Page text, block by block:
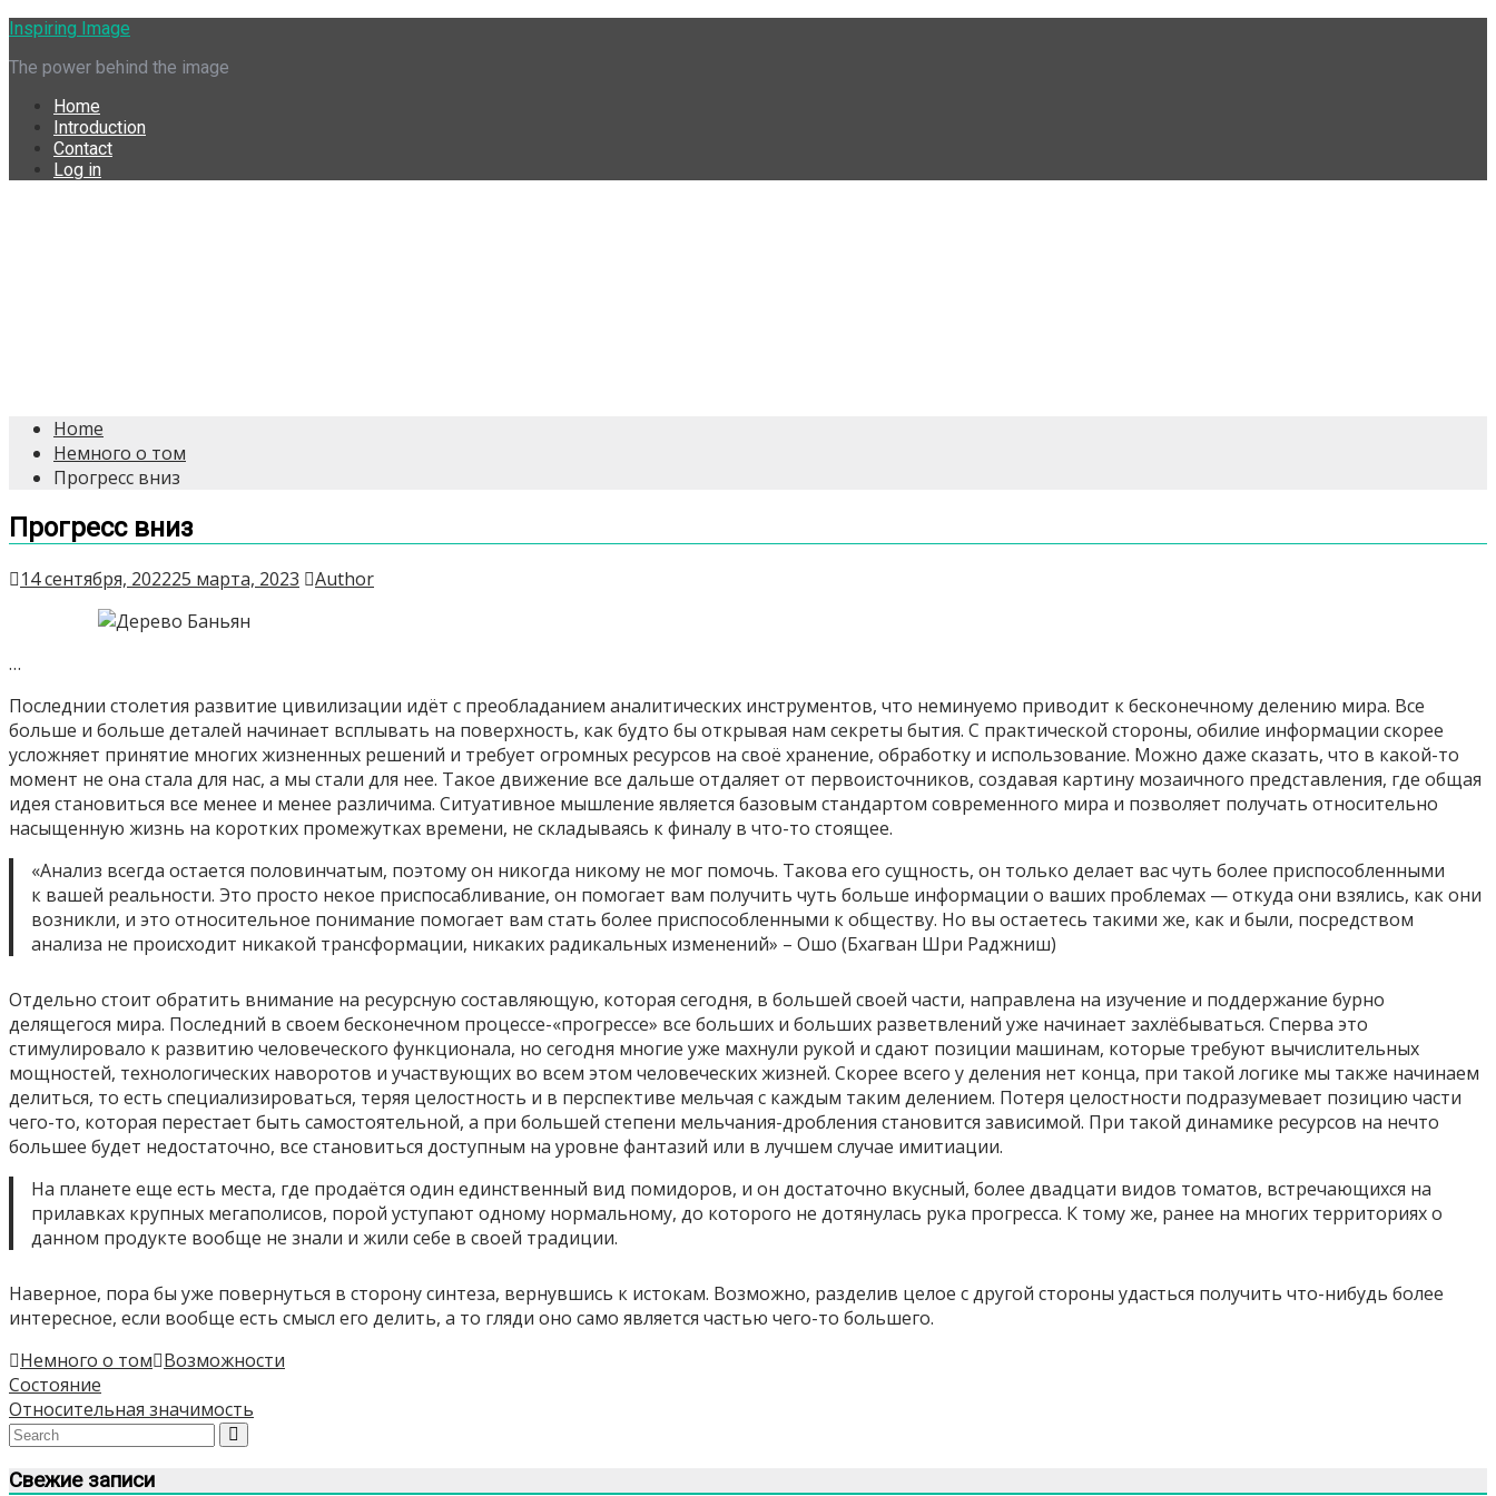
Skip
content
Inspiring Image
The power behind the image
Home
Introduction
Contact
Log in
Home
Немного о том
Прогресс вниз
Прогресс вниз
14 сентября, 202225 марта, 2023 Author
…
Последнии столетия развитие цивилизации идёт с преобладанием аналитических инструментов, что неминуемо приводит к бесконечному делению мира. Все
больше и больше деталей начинает всплывать на поверхность, как будто бы открывая нам секреты бытия. С практической стороны, обилие информации скорее
усложняет принятие многих жизненных решений и требует огромных ресурсов на своё хранение, обработку и использование. Можно даже сказать, что в какой-то
момент не она стала для нас, а мы стали для нее. Такое движение все дальше отдаляет от первоисточников, создавая картину мозаичного представления, где общая
идея становиться все менее и менее различима. Ситуативное мышление является базовым стандартом современного мира и позволяет получать относительно
насыщенную жизнь на коротких промежутках времени, не складываясь к финалу в что-то стоящее.
«Анализ всегда остается половинчатым, поэтому он никогда никому не мог помочь. Такова его сущность, он только делает вас чуть более приспособленными
к вашей реальности. Это просто некое приспосабливание, он помогает вам получить чуть больше информации о ваших проблемах — откуда они взялись, как они
возникли, и это относительное понимание помогает вам стать более приспособленными к обществу. Но вы остаетесь такими же, как и были, посредством
анализа не происходит никакой трансформации, никаких радикальных изменений» – Ошо (Бхагван Шри Раджниш)
Отдельно стоит обратить внимание на ресурсную составляющую, которая сегодня, в большей своей части, направлена на изучение и поддержание бурно
делящегося мира. Последний в своем бесконечном процессе-«прогрессе» все больших и больших разветвлений уже начинает захлёбываться. Сперва это
стимулировало к развитию человеческого функционала, но сегодня многие уже махнули рукой и сдают позиции машинам, которые требуют вычислительных
мощностей, технологических наворотов и участвующих во всем этом человеческих жизней. Скорее всего у деления нет конца, при такой логике мы также начинаем
делиться, то есть специализироваться, теряя целостность и в перспективе мельчая с каждым таким делением. Потеря целостности подразумевает позицию части
чего-то, которая перестает быть самостоятельной, а при большей степени мельчания-дробления становится зависимой. При такой динамике ресурсов на нечто
большее будет недостаточно, все становиться доступным на уровне фантазий или в лучшем случае имитиации.
На планете еще есть места, где продаётся один единственный вид помидоров, и он достаточно вкусный, более двадцати видов томатов, встречающихся на
прилавках крупных мегаполисов, порой уступают одному нормальному, до которого не дотянулась рука прогресса. К тому же, ранее на многих территориях о
данном продукте вообще не знали и жили себе в своей традиции.
Наверное, пора бы уже повернуться в сторону синтеза, вернувшись к истокам. Возможно, разделив целое с другой стороны удасться получить что-нибудь более
интересное, если вообще есть смысл его делить, а то гляди оно само является частью чего-то большего.
Немного о том Возможности
Навигация
по
записям
Состояние
Относительная значимость
Свежие записи